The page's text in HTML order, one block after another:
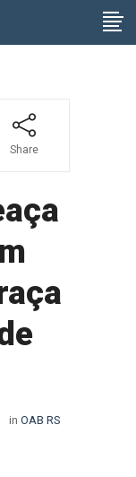
Share
in OAB RS